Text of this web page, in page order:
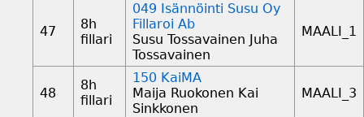
47
8h
fillari
049 Isännöinti Susu Oy
Fillaroi Ab
Susu Tossavainen Juha
Tossavainen
MAALI_1
48
8h
fillari
150 KaiMA
Maija Ruokonen Kai
Sinkkonen
MAALI_3